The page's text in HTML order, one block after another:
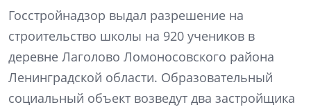
Госстройнадзор выдал разрешение на
строительство школы на 920 учеников в
деревне Лаголово Ломоносовского района
Ленинградской области. Образовательный
социальный объект возведут два застройщика